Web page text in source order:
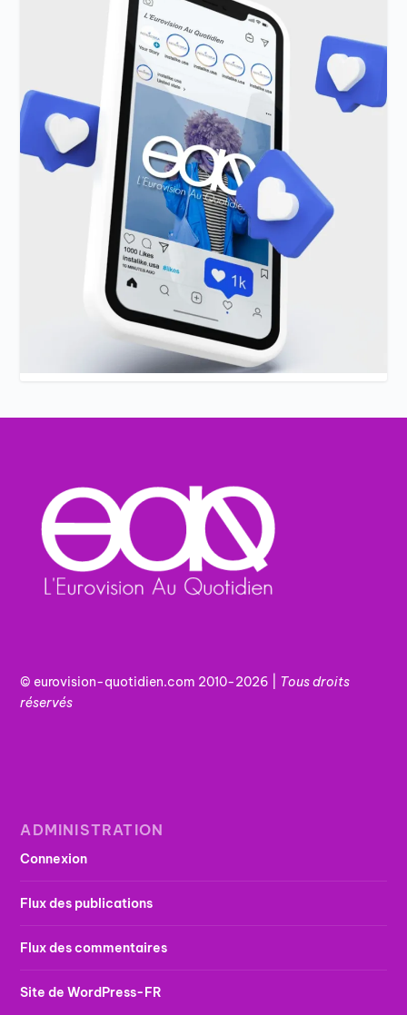
© eurovision-quotidien.com 2010-2026 | Tousdroits
réservés
ADMINISTRATION
Connexion
Flux des publications
Flux des commentaires
Site de WordPress-FR